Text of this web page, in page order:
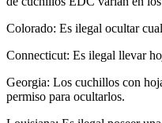
Colorado: Es ilegal ocultar
Connecticut: Es ilegal llevar
Georgia: Los cuchillos con
permiso para ocultarlos.